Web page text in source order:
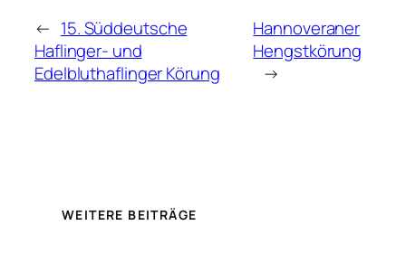
← 15. Süddeutsche
Haflinger- und
Edelbluthaflinger Körung
Hannoveraner
Hengstkörung
→
WEITERE BEITRÄGE